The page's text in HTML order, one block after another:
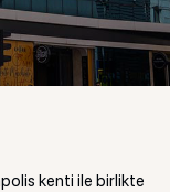
kenti ile birlikte